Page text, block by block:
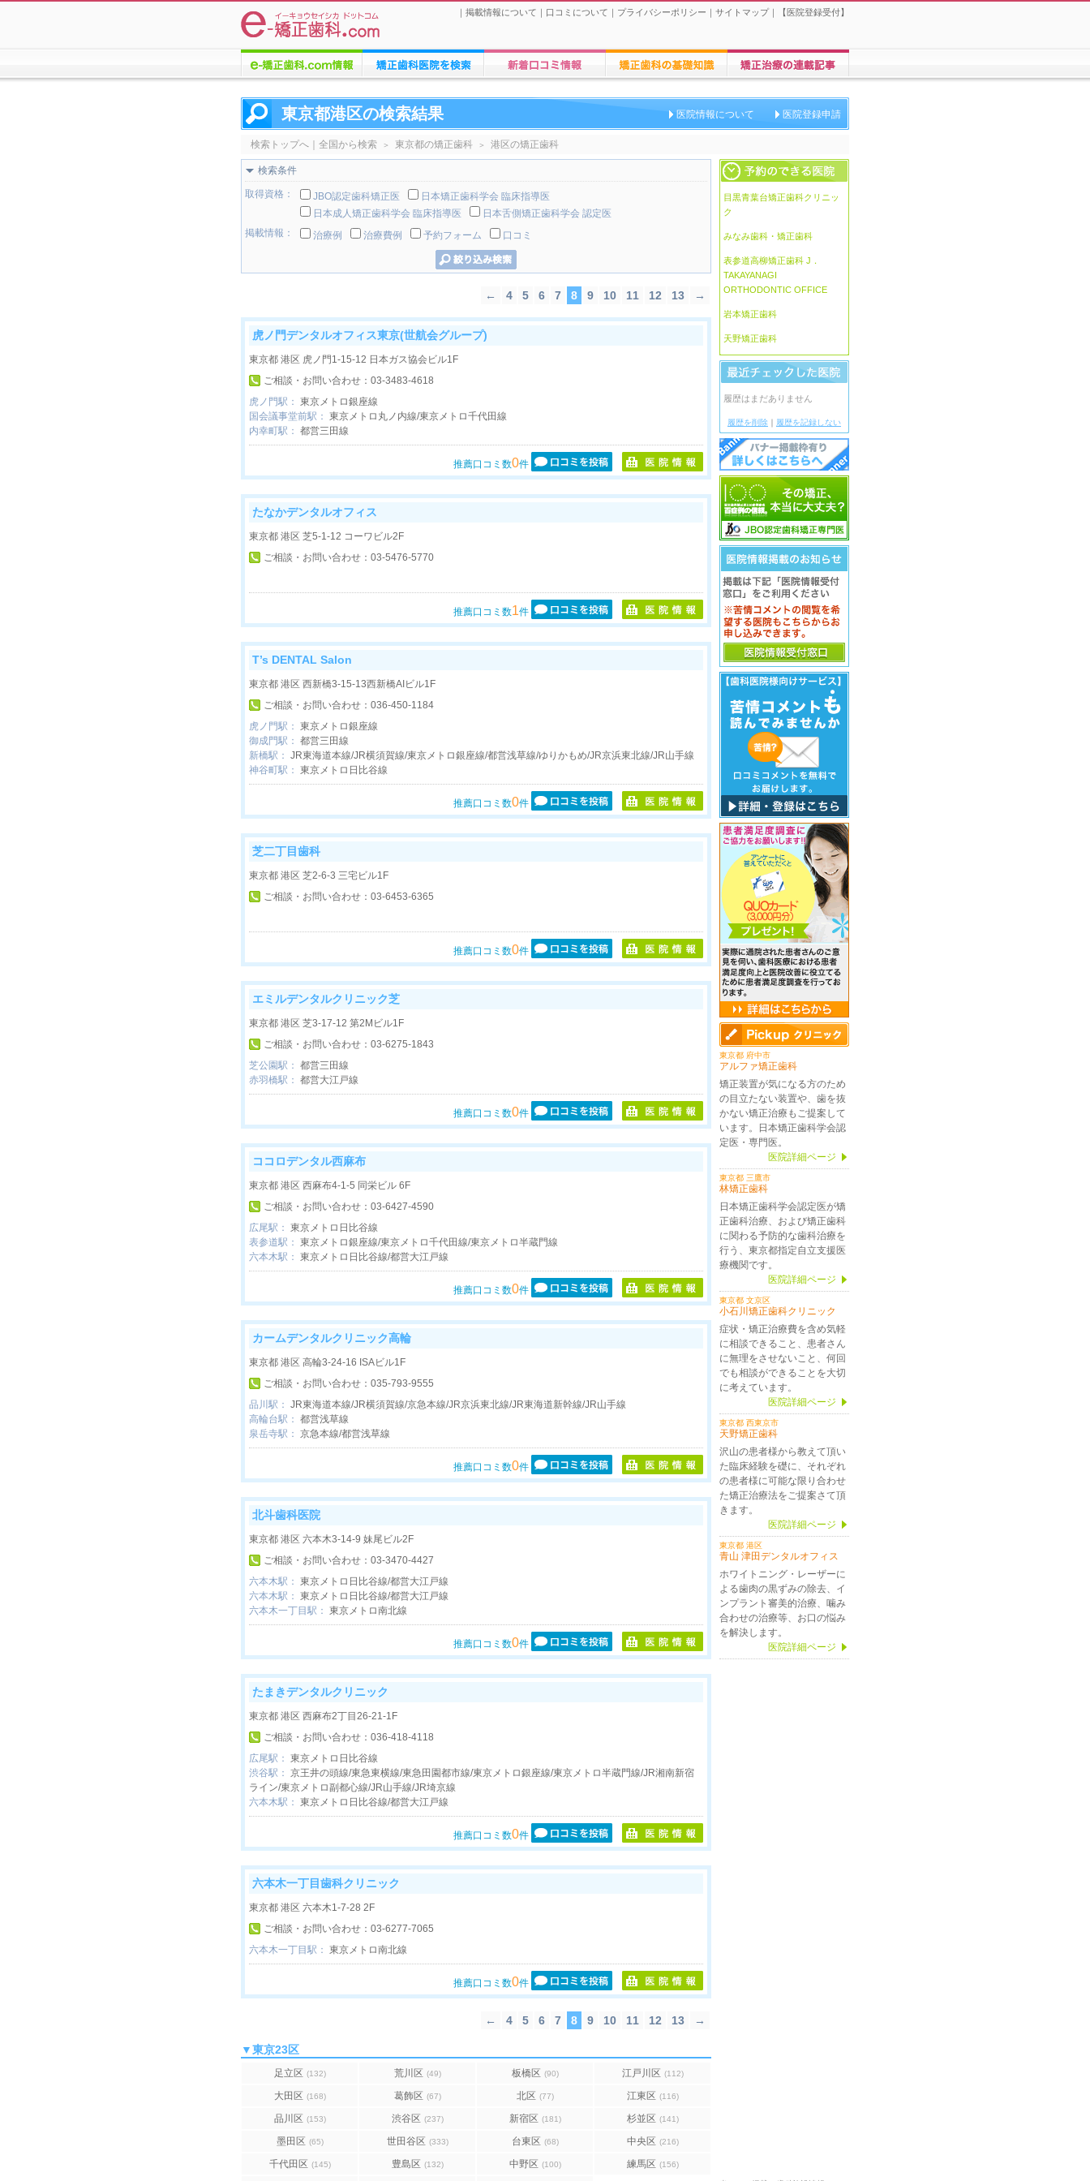
｜ 掲載情報について ｜ 口コミについて ｜ プライバシーポリシー ｜ サイトマップ｜【 医院登録受付】
情報
東京都港区の検索結果 医院情報について 医院登録申請
検索トップへ 全国から検索 ＞ 東京都の矯正歯科 ＞ 港区の矯正歯科
検索条件
取得資格： JBO認定歯科矯正医
日本矯正歯科学会 臨床指導医
日本成人矯正歯科学会 臨床指導医
日本舌側矯正歯科学会 認定医
掲載情報：
治療例 治療費例 予約フォーム 口コミ
← 4 5 6 7 8 9 10 11 12 13 →
虎ノ門デンタルオフィス東京(世航会グループ)
東京都 港区 虎ノ門1-15-12 日本ガス協会ビル1F
ご相談・お問い合わせ： 03-3483-4618
虎ノ門駅： 東京メトロ銀座線
国会議事堂前駅： 東京メトロ丸ノ内線/東京メトロ千代田線
内幸町駅： 都営三田線
推薦口コミ数0件
たなかデンタルオフィス
東京都 港区 芝5-1-12 コーワビル2F
ご相談・お問い合わせ： 03-5476-5770
推薦口コミ数1件
T’s DENTAL Salon
東京都 港区 西新橋3-15-13西新橋AIビル1F
ご相談・お問い合わせ： 036-450-1184
虎ノ門駅： 東京メトロ銀座線
御成門駅： 都営三田線
新橋駅： JR東海道本線/JR横須賀線/東京メトロ銀座線/都営浅草線/ゆりかもめ/JR京浜東北線/JR山手線
神谷町駅： 東京メトロ日比谷線
推薦口コミ数0件
芝二丁目歯科
東京都 港区 芝2-6-3 三宅ビル1F
ご相談・お問い合わせ： 03-6453-6365
推薦口コミ数0件
エミルデンタルクリニック芝
東京都 港区 芝3-17-12 第2Mビル1F
ご相談・お問い合わせ： 03-6275-1843
芝公園駅： 都営三田線
赤羽橋駅： 都営大江戸線
推薦口コミ数0件
ココロデンタル西麻布
東京都 港区 西麻布4-1-5 同栄ビル 6F
ご相談・お問い合わせ： 03-6427-4590
広尾駅： 東京メトロ日比谷線
表参道駅： 東京メトロ銀座線/東京メトロ千代田線/東京メトロ半蔵門線
六本木駅： 東京メトロ日比谷線/都営大江戸線
推薦口コミ数0件
カームデンタルクリニック高輪
東京都 港区 高輪3-24-16 ISAビル1F
ご相談・お問い合わせ： 035-793-9555
品川駅： JR東海道本線/JR横須賀線/京急本線/JR京浜東北線/JR東海道新幹線/JR山手線
高輪台駅： 都営浅草線
泉岳寺駅： 京急本線/都営浅草線
推薦口コミ数0件
北斗歯科医院
東京都 港区 六本木3-14-9 妹尾ビル2F
ご相談・お問い合わせ： 03-3470-4427
六本木駅： 東京メトロ日比谷線/都営大江戸線
六本木駅： 東京メトロ日比谷線/都営大江戸線
六本木一丁目駅： 東京メトロ南北線
推薦口コミ数0件
たまきデンタルクリニック
東京都 港区 西麻布2丁目26-21-1F
ご相談・お問い合わせ： 036-418-4118
広尾駅： 東京メトロ日比谷線
渋谷駅： 京王井の頭線/東急東横線/東急田園都市線/東京メトロ銀座線/東京メトロ半蔵門線/JR湘南新宿
ライン/東京メトロ副都心線/JR山手線/JR埼京線
六本木駅： 東京メトロ日比谷線/都営大江戸線
推薦口コミ数0件
六本木一丁目歯科クリニック
東京都 港区 六本木1-7-28 2F
ご相談・お問い合わせ： 03-6277-7065
六本木一丁目駅： 東京メトロ南北線
推薦口コミ数0件
← 4 5 6 7 8 9 10 11 12 13 →
▼東京23区
足立区 (132) 荒川区 (49) 板橋区 (90) 江戸川区 (112)
大田区 (168) 葛飾区 (67) 北区 (77) 江東区 (116)
品川区 (153) 渋谷区 (237) 新宿区 (181) 杉並区 (141)
墨田区 (65) 世田谷区 (333) 台東区 (68) 中央区 (216)
千代田区 (145) 豊島区 (132) 中野区 (100) 練馬区 (156)
目黒青葉台矯正歯科クリニッ
ク
みなみ歯科・矯正歯科
表参道高柳矯正歯科 J．
TAKAYANAGI
ORTHODONTIC OFFICE
岩本矯正歯科
天野矯正歯科
履歴はまだありません
履歴を削除 ｜ 履歴を記録しない
東京都 府中市
アルファ矯正歯科
矯正装置が気になる方のため
の目立たない装置や、歯を抜
かない矯正治療もご提案して
います。日本矯正歯科学会認
定医・専門医。
医院詳細ページ
東京都 三鷹市
林矯正歯科
日本矯正歯科学会認定医が矯
正歯科治療、および矯正歯科
に関わる予防的な歯科治療を
行う、東京都指定自立支援医
療機関です。
医院詳細ページ
東京都 文京区
小石川矯正歯科クリニック
症状・矯正治療費を含め気軽
に相談できること、患者さん
に無理をさせないこと、何回
でも相談ができることを大切
に考えています。
医院詳細ページ
東京都 西東京市
天野矯正歯科
沢山の患者様から教えて頂い
た臨床経験を礎に、それぞれ
の患者様に可能な限り合わせ
た矯正治療法をご提案さて頂
きます。
医院詳細ページ
東京都 港区
青山 津田デンタルオフィス
ホワイトニング・レーザーに
よる歯肉の黒ずみの除去、イ
ンプラント審美的治療、噛み
合わせの治療等、お口の悩み
を解決します。
医院詳細ページ